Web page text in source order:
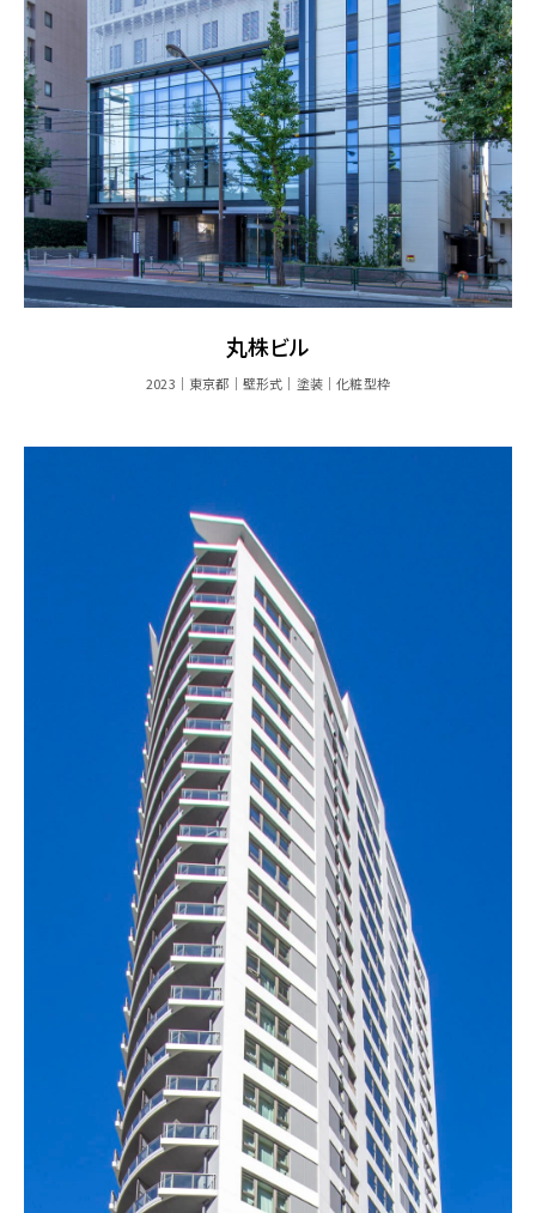
丸株ビル
2023 東京都 壁形式 塗装 化粧型枠